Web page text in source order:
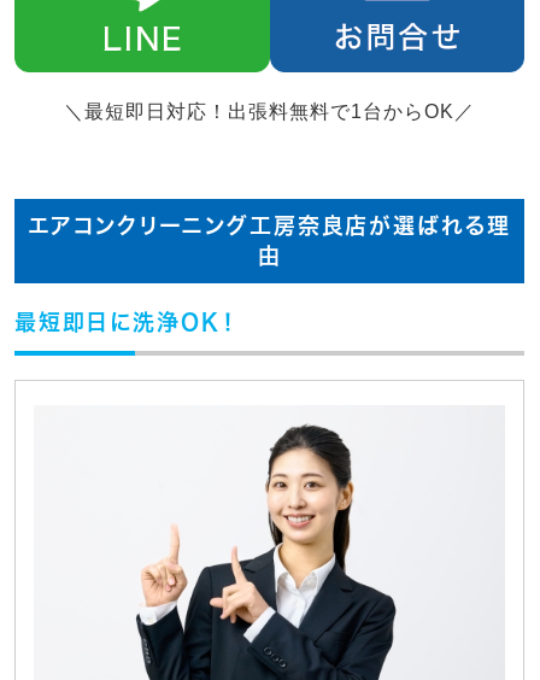
＼最短即日対応！出張料無料で1台からOK／
エアコンクリーニング工房奈良店が選ばれる理
由
最短即日に洗浄OK！